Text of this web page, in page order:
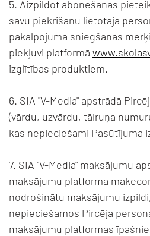
5. Aizpildot abonēšanas
savu piekrišanu lietotāja
pakalpojuma sniegšanas
piekļuvi platformā
izglītības produktiem.
6. SIA "V-Media" apstrādā
(vārdu, uzvārdu, tālruņa
kas nepieciešami Pasūtījuma
7. SIA "V-Media" maksājumu
maksājumu platforma
nodrošinātu maksājumu
nepieciešamos Pircēja
maksājumu platformas